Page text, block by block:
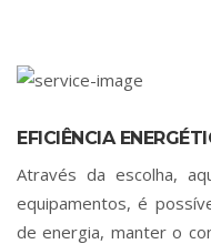
EFICIÊNCIA
Através da escolha,
equipamentos, é
de energia, manter o